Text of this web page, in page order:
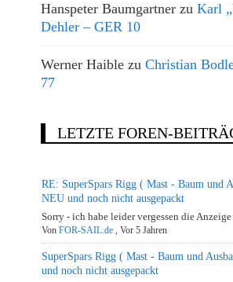
Hanspeter Baumgartner zu Karl
Dehler – GER 10
Werner Haible zu Christian
77
LETZTE FOREN-
RE: SuperSpars Rigg ( Mast - Baum und
NEU und noch nicht ausgepackt
Sorry - ich habe leider vergessen die
Von FOR-SAIL.de , Vor 5 Jahren
SuperSpars Rigg ( Mast - Baum und
und noch nicht ausgepackt